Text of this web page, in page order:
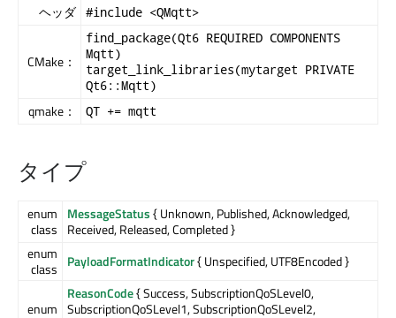
ヘッダ #include <QMqtt>
CMake：
find_package(Qt6 REQUIRED COMPONENTS
Mqtt)
target_link_libraries(mytarget PRIVATE
Qt6::Mqtt)
qmake： QT += mqtt
タイプ
enum
class
MessageStatus{ Unknown, Published, Acknowledged,
Received, Released, Completed }
enum
class
PayloadFormatIndicator{ Unspecified, UTF8Encoded }
enum
ReasonCode{ Success, SubscriptionQoSLevel0,
SubscriptionQoSLevel1, SubscriptionQoSLevel2,